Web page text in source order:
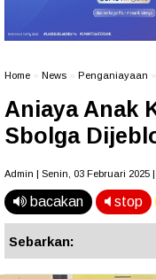
Home News Penganiayaan
Aniaya Anak
Sbolga
Admin | Senin, 03 Februari 2025 |
bacakan stop
Sebarkan: